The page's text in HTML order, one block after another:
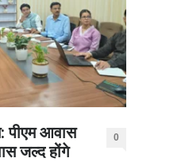
पीएम आवास
जल्द होंगे
0